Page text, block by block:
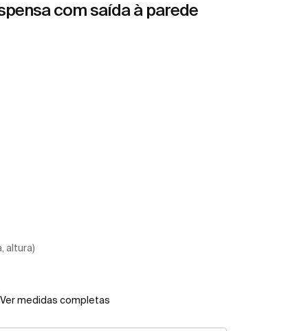
com saída à parede
altura)
Ver medidas completas